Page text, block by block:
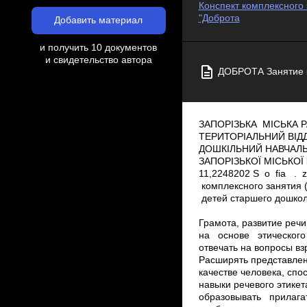
Добавить материал
и получить 10 документов
и свидетельство автора
Конспект
"Доброта
ДОБРОТА Занятие
ЗАПОРІЗЬКА МІСЬКА РАДА ДЕПАРТАМЕНТ ОСВІТИ І НАУКИ, МОЛОДІ ТА СПОРТУ УПРАВЛІННЯ ОСВІТИ І НАУКИ ТЕРИТОРІАЛЬНИЙ ВІДДІЛ ОСВІТИ,МОЛОДІ ТА СПОРТУ ЛЕНІНСЬКОГО РАЙОНУ ДОШКІЛЬНИЙ НАВЧАЛЬНИЙ ЗАКЛАД ( ЯСЛА­САДОК) № 101 «СОФІЯ» ЗАПОРІЗЬКОЇ МІСЬКОЇ РАДИ ЗАПОРІЗЬКОЇ ОБЛАСТІ 69121, м. Запоріжжя, вул.. М.Чуйкова,31,тел..:(061)224­82­11,224­82­02 S о fia . zlata @ mail . ru Код ЄДРПОУ 26249843 комплексного занятия (развитие речи, грамота) Конспект по морально­этическому воспитанию детей старшего дошкольного возраста на тему: «ДОБРОТА» Подготовила воспитатель: Клыпка В.Ю.Запорожье, 2016 Грамота, развитие речи, этическая беседа. Тема. Доброта Группа: старшая. Цель: Обогащать словарь детей на основе этического понятия «доброта». Учить детей отвечать на вопросы взрослого, выражать мысли о своих чувствах, объективно оценивать свои и чужие поступки. Расширять представление детей о доброте как о ценном, неотъемлемом качестве человека, способствовать формированию гуманистических понятий. Формировать навыки речевого этикета, грамматическую правильность речи, связную речь. Ввести понятие человечность. Учить образовывать прилагательные с суффиксами очк; ечк; очек; ечек., учить подбирать слова, противоположные по смыслу. Закрепить навыки звуко ­ буквенного анализа слова. Закрепить умение детей делить слова на слоги, продолжать учить определять заданные звуки в словах, находить их место в словах. (в начале, в середине, в конце). Развивать коммуникативные навыки (умение выслушивать товарища, искренне высказывать свое мнение, проявлять доброжелательность к суждениям других детей), побуждать к осмыслению общечеловеческих ценностей и осмыслению собственной внутренней позиции. Воспитывать эмоциональное отношение к действительности, как к основе развития нравственных чувств; вызвать у детей желание радоваться своим положительным качествам, поддерживать желание стать